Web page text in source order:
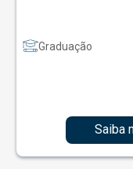
Graduação
Saiba